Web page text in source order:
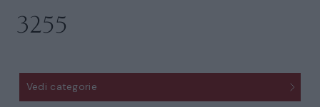
CATALOGO COMPLETO
3255
Vedi categorie